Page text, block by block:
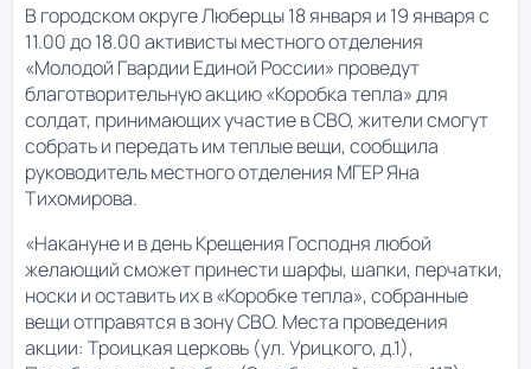
В городском округе Люберцы 18 января и 19 января с
11.00 до 18.00 активисты местного отделения
«Молодой Гвардии Единой России» проведут
благотворительную акцию «Коробка тепла» для
солдат, принимающих участие в СВО, жители смогут
собрать и передать им теплые вещи, сообщила
руководитель местного отделения МГЕР Яна
Тихомирова.
«Накануне и в день Крещения Господня любой
желающий сможет принести шарфы, шапки, перчатки,
носки и оставить их в «Коробке тепла», собранные
вещи отправятся в зону СВО. Места проведения
акции: Троицкая церковь (ул. Урицкого, д.1),